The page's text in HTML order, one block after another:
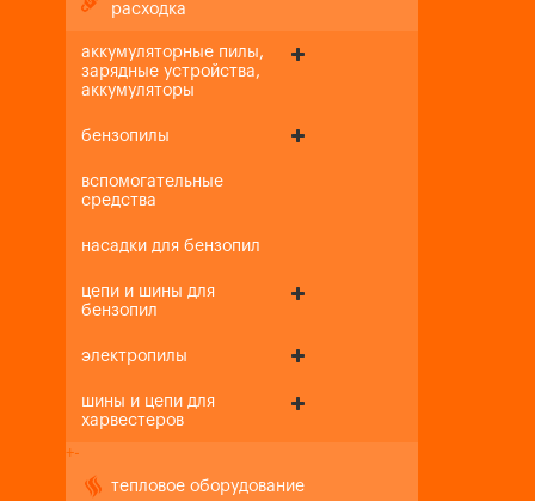
расходка
аккумуляторные пилы,
зарядные устройства,
аккумуляторы
бензопилы
вспомогательные
средства
насадки для бензопил
цепи и шины для
бензопил
электропилы
шины и цепи для
харвестеров
+-
тепловое оборудование